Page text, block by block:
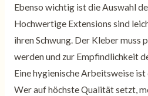
Ebenso wichtig ist die Auswahl
Hochwertige Extensions sind
ihren Schwung. Der Kleber
werden und zur Empfindlichkeit
Eine hygienische Arbeitsweise
Wer auf höchste Qualität setzt,